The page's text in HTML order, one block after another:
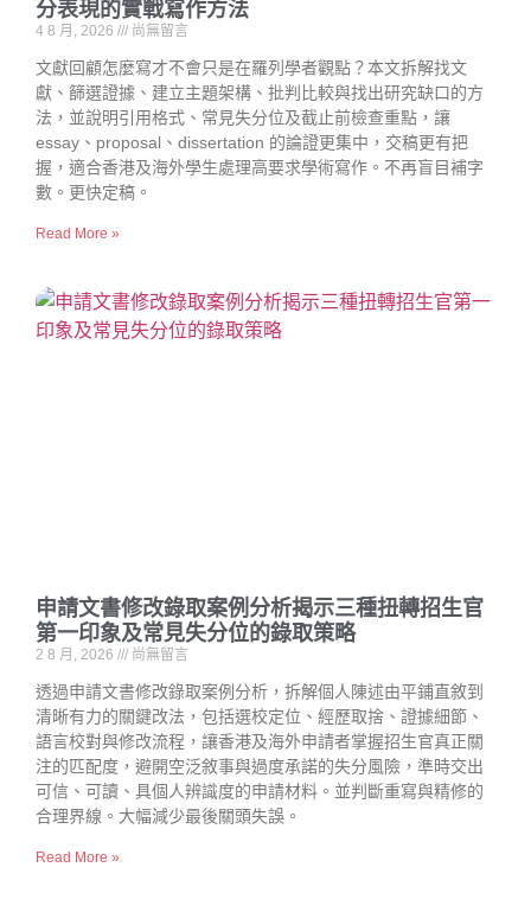
分表現的實戰寫作方法
4 8 月, 2026 尚無留言
文獻回顧怎麼寫才不會只是在羅列學者觀點？本文拆解找文
獻、篩選證據、建立主題架構、批判比較與找出研究缺口的方
法，並說明引用格式、常見失分位及截止前檢查重點，讓
essay、proposal、dissertation 的論證更集中，交稿更有把
握，適合香港及海外學生處理高要求學術寫作。不再盲目補字
數。更快定稿。
Read More »
申請文書修改錄取案例分析揭示三種扭轉招生官
第一印象及常見失分位的錄取策略
2 8 月, 2026 尚無留言
透過申請文書修改錄取案例分析，拆解個人陳述由平鋪直敘到
清晰有力的關鍵改法，包括選校定位、經歷取捨、證據細節、
語言校對與修改流程，讓香港及海外申請者掌握招生官真正關
注的匹配度，避開空泛敘事與過度承諾的失分風險，準時交出
可信、可讀、具個人辨識度的申請材料。並判斷重寫與精修的
合理界線。大幅減少最後關頭失誤。
Read More »